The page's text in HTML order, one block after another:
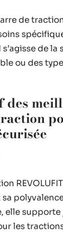
de
s’agisse de
ou des
des
elle supporte
les